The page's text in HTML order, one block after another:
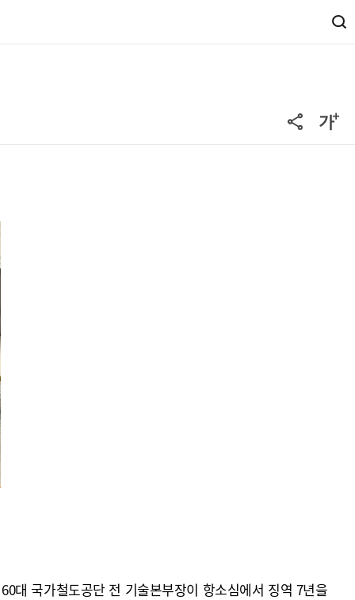
대 국가철도공단 전 기술본부장이 항소심에서 징역 7년을